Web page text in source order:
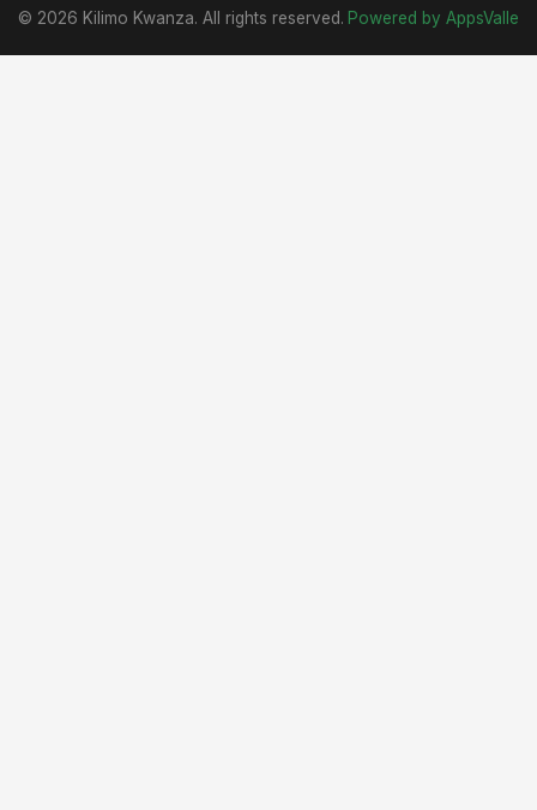
© 2026 Kilimo Kwanza. All rights reserved. Powered by AppsValle